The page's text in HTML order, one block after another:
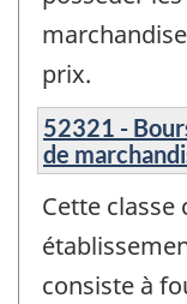
prix.
52321 -
de
Cette classe
consiste à